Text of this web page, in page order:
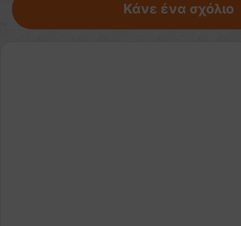
Κάνε ένα σχόλιο